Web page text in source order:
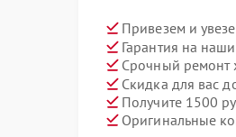
Привезем и
Гарантия на
Срочный ремонт
Скидка для вас
Получите 1500
Оригинальные